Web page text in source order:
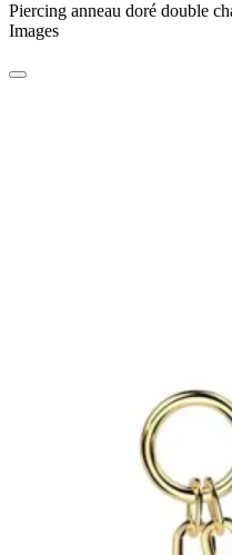
Piercing anneau doré double
Images